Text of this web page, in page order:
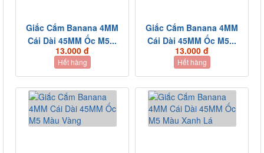
Giắc Cắm Banana 4MM
Cái Dài 45MM Ốc M5...
13.000 đ
Hết hàng
Giắc Cắm Banana 4MM
Cái Dài 45MM Ốc M5...
13.000 đ
Hết hàng